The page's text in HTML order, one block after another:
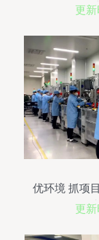
学习——
更
优环境 抓项
更